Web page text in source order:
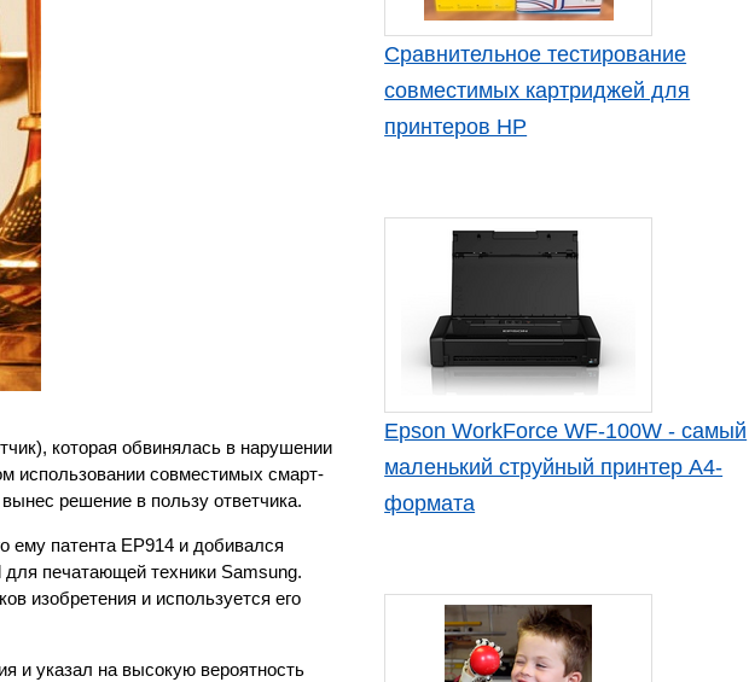
которая обвинялась в нарушении
использовании совместимых смарт-
решение в пользу ответчика.
патента EP914 и добивался
печатающей техники Samsung.
изобретения и используется его
и указал на высокую вероятность
Сравнительное тестирование
совместимых картриджей для
принтеров HP
Epson WorkForce WF-100W - самый
маленький струйный принтер А4-
формата